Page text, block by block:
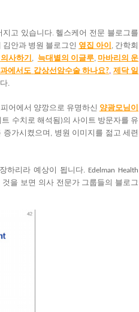
고 있습니다. 헬스케어 전문 블로그를
김안과 병원 블로그인 옆집 아이 , 간학회
의사하기 , 늑대별의 이글루, 마바리의 운
에서도 갑상선암수술 하나요?, 제닥 일
.
어에서 양깡으로 유명하신 양광모 님이
수치로 해석됨)의 사이트 방문자를 유
증가시켰으며 , 병원 이미지를 젊고 세련
하리라 예상이 됩니다. Edelman Health
것을 보면 의사 전문가 그룹들의 블로그